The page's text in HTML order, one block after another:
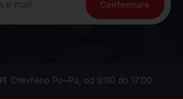
Confermare
Otevřeno Po–Pá, od 9:00 do 17:00